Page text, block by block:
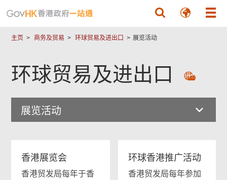
主页 商务及贸易 环球贸易及进出口 展览活动
环球贸易及进出口
展览活动
香港展览会
香港贸发局每年于香
环球香港推广活动
香港贸发局每年参加